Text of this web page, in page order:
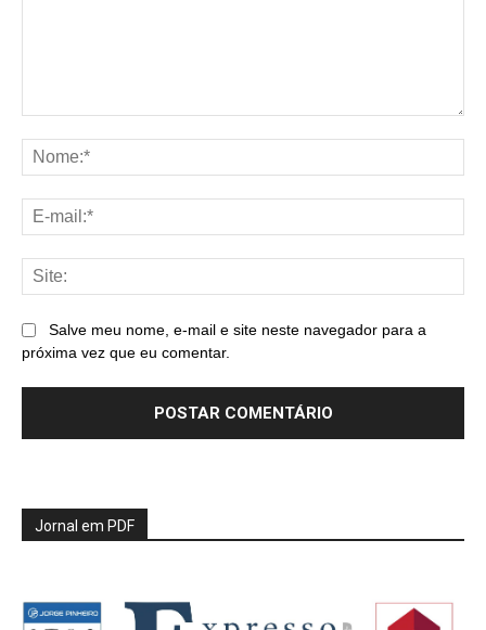
Salve meu nome, e-mail e site neste navegador para a
próxima vez que eu comentar.
Jornal em PDF